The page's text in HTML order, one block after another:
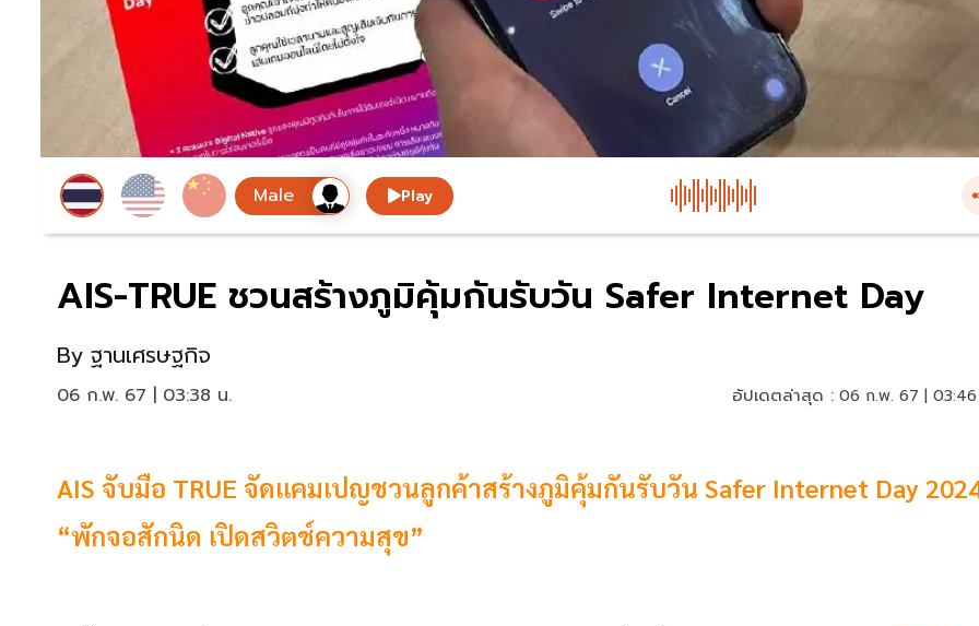
Play
AIS-TRUE ชวนสร้างภูมิคุ้มกันรับวัน Safer Internet Day
By ฐานเศรษฐกิจ
06 ก.พ. 67 | 03:38 น. อัปเดตล่าสุด : 06 ก.พ. 67 |
AIS จับมือ TRUE จัดแคมเปญชวนลูกค้าสร้างภูมิคุ้มกันรับวัน Safer Internet Day
“พักจอสักนิด เปิดสวิตช์ความสุข”